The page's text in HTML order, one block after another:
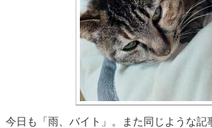
今日も「雨、バイト」。また同じような記